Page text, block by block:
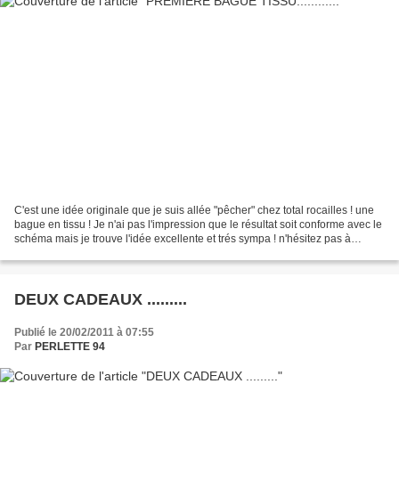
C'est une idée originale que je suis allée "pêcher" chez total rocailles ! une
bague en tissu ! Je n'ai pas l'impression que le résultat soit conforme avec le
schéma mais je trouve l'idée excellente et trés sympa ! n'hésitez pas à
DEUX CADEAUX .........
Publié le 20/02/2011 à 07:55
Par PERLETTE 94